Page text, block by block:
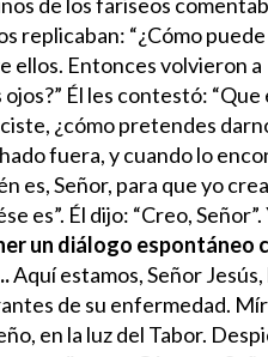
replicaban: “¿Cómo
ellos. Entonces volvieron a
Él les contestó: “Que
¿cómo pretendes
fuera, y cuando lo
es, Señor, para que yo
es”. Él dijo: “Creo, Señor”.
un diálogo espontáneo
Aquí estamos, Señor Jesús,
de su enfermedad.
en la luz del Tabor.